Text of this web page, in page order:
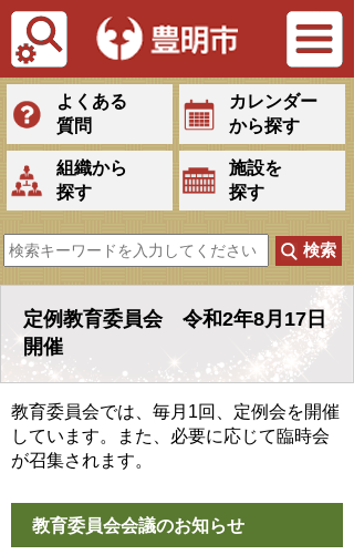
Tiếng Việt
よくある
質問
カレンダー
から探す
組織から
探す
施設を
探す
定例教育委員会 令和2年8月17日
開催
教育委員会では、毎月1回、定例会を開催
しています。また、必要に応じて臨時会
が召集されます。
教育委員会会議のお知らせ